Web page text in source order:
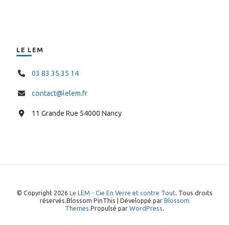
LE LEM
03 83 35 35 14
contact@lelem.fr
11 Grande Rue 54000 Nancy
© Copyright 2026 Le LEM - Cie En Verre et contre Tout. Tous droits
réservés.Blossom PinThis | Développé par Blossom
Themes.Propulsé par WordPress.